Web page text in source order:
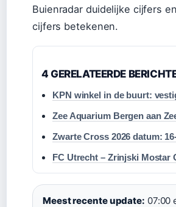
Buienradar duidelijke cijfers
cijfers betekenen.
4 GERELATEERDE
KPN winkel in de buurt:
Zee Aquarium Bergen aan
Zwarte Cross 2026 datum:
FC Utrecht – Zrinjski Mostar
Meest recente update: 07:00